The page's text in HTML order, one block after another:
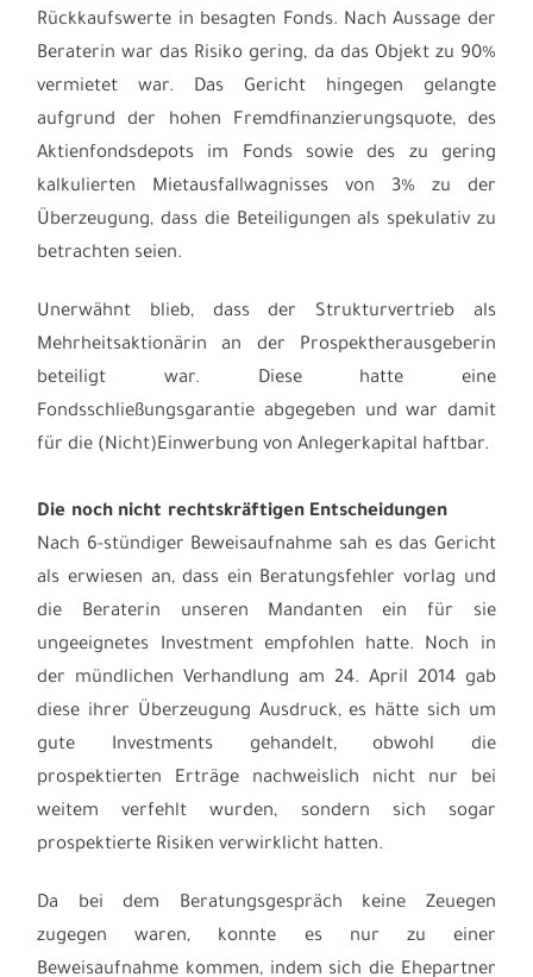
Rückkaufswerte in besagten Fonds. Nach Aussage der
Beraterin war das Risiko gering, da das Objekt zu 90%
vermietet war. Das Gericht hingegen gelangte
aufgrund der hohen Fremdfinanzierungsquote, des
Aktienfondsdepots im Fonds sowie des zu gering
kalkulierten Mietausfallwagnisses von 3% zu der
Überzeugung, dass die Beteiligungen als spekulativ zu
betrachten seien.
Unerwähnt blieb, dass der Strukturvertrieb als
Mehrheitsaktionärin an der Prospektherausgeberin
beteiligt war. Diese hatte eine
Fondsschließungsgarantie abgegeben und war damit
für die (Nicht)Einwerbung von Anlegerkapital haftbar.
Die noch nicht rechtskräftigen Entscheidungen
Nach 6-stündiger Beweisaufnahme sah es das Gericht
als erwiesen an, dass ein Beratungsfehler vorlag und
die Beraterin unseren Mandanten ein für sie
ungeeignetes Investment empfohlen hatte. Noch in
der mündlichen Verhandlung am 24. April 2014 gab
diese ihrer Überzeugung Ausdruck, es hätte sich um
gute Investments gehandelt, obwohl die
prospektierten Erträge nachweislich nicht nur bei
weitem verfehlt wurden, sondern sich sogar
prospektierte Risiken verwirklicht hatten.
Da bei dem Beratungsgespräch keine Zeuegen
zugegen waren, konnte es nur zu einer
Beweisaufnahme kommen, indem sich die Ehepartner